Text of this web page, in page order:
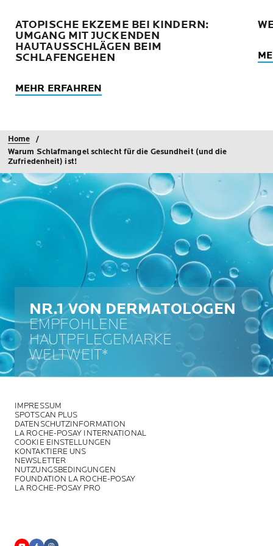
ATOPISCHE EKZEME BEI KINDERN:
UMGANG MIT JUCKENDEN
HAUTAUSSCHLÄGEN BEIM
SCHLAFENGEHEN
MEHR ERFAHREN
Home
Warum Schlafmangel schlecht für die Gesundheit (und die
Zufriedenheit) ist!
NR.1 VON DERMATOLOGEN
EMPFOHLENE
HAUTPFLEGEMARKE
WELTWEIT*
IMPRESSUM
SPOTSCAN PLUS
DATENSCHUTZINFORMATION
LA ROCHE-POSAY INTERNATIONAL
COOKIE EINSTELLUNGEN
KONTAKTIERE UNS
NEWSLETTER
NUTZUNGSBEDINGUNGEN
FOUNDATION LA ROCHE-POSAY
LA ROCHE-POSAY PRO